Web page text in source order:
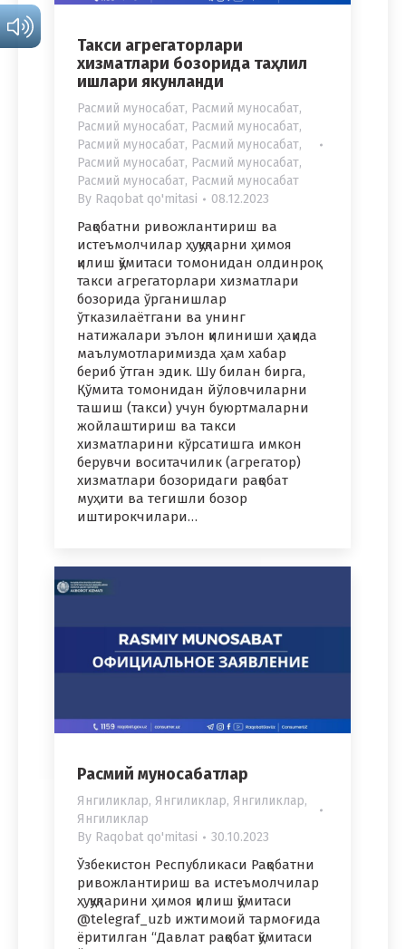
Такси агрегаторлари
хизматлари бозорида таҳлил
ишлари якунланди
Расмий муносабат, Расмий муносабат,
Расмий муносабат, Расмий муносабат,
Расмий муносабат, Расмий муносабат,
Расмий муносабат, Расмий муносабат,
Расмий муносабат, Расмий муносабат
By Raqobat qo'mitasi 08.12.2023
Рақобатни ривожлантириш ва
истеъмолчилар ҳуқуқларни ҳимоя
қилиш қўмитаси томонидан олдинроқ
такси агрегаторлари хизматлари
бозорида ўрганишлар
ўтказилаётгани ва унинг
натижалари эълон қилиниши ҳақида
маълумотларимизда ҳам хабар
бериб ўтган эдик. Шу билан бирга,
Қўмита томонидан йўловчиларни
ташиш (такси) учун буюртмаларни
жойлаштириш ва такси
хизматларини кўрсатишга имкон
берувчи воситачилик (агрегатор)
хизматлари бозоридаги рақобат
муҳити ва тегишли бозор
иштирокчилари…
Расмий муносабатлар
Янгиликлар, Янгиликлар, Янгиликлар,
Янгиликлар
By Raqobat qo'mitasi 30.10.2023
Ўзбекистон Республикаси Рақобатни
ривожлантириш ва истеъмолчилар
ҳуқуқларини ҳимоя қилиш қўмитаси
@telegraf_uzb ижтимоий тармоғида
ёритилган “Давлат рақобат қўмитаси